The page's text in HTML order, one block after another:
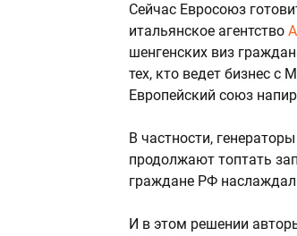
Сейчас Евросоюз
итальянское агентство
шенгенских виз
тех, кто ведет бизнес
Европейский союз
В частности,
продолжают топтать
граждане РФ
И в этом решении